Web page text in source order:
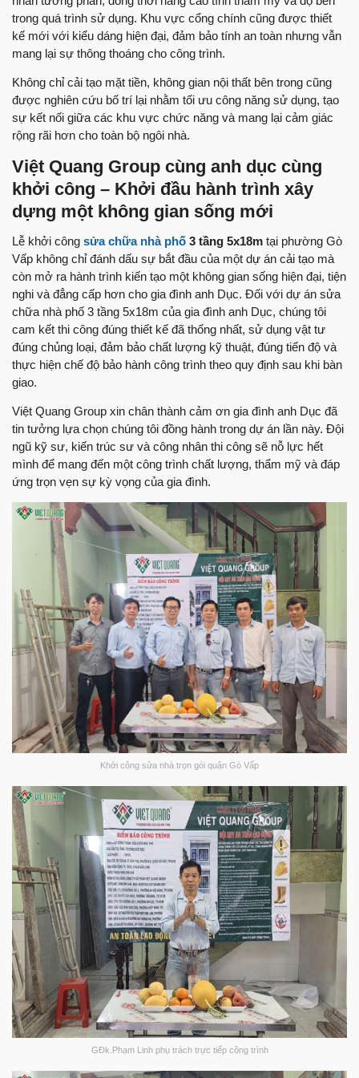
trong quá trình sử dụng. Khu vực cổng chính cũng được thiết
kế mới với kiểu dáng hiện đại, đảm bảo tính an toàn nhưng vẫn
mang lại sự thông thoáng cho công trình.
Không chỉ cải tạo mặt tiền, không gian nội thất bên trong cũng
được nghiên cứu bố trí lại nhằm tối ưu công năng sử dụng, tạo
sự kết nối giữa các khu vực chức năng và mang lại cảm giác
rộng rãi hơn cho toàn bộ ngôi nhà.
Việt Quang Group cùng anh dục cùng
khởi công – Khởi đầu hành trình xây
dựng một không gian sống mới
Lễ khởi công sửa chữa nhà phố 3 tầng 5x18m tại phường Gò
Vấp không chỉ đánh dấu sự bắt đầu của một dự án cải tạo mà
còn mở ra hành trình kiến tạo một không gian sống hiện đại, tiện
nghi và đẳng cấp hơn cho gia đình anh Dục. Đối với dự án sửa
chữa nhà phố 3 tầng 5x18m của gia đình anh Dục, chúng tôi
cam kết thi công đúng thiết kế đã thống nhất, sử dụng vật tư
đúng chủng loại, đảm bảo chất lượng kỹ thuật, đúng tiến độ và
thực hiện chế độ bảo hành công trình theo quy định sau khi bàn
giao.
Việt Quang Group xin chân thành cảm ơn gia đình anh Dục đã
tin tưởng lựa chọn chúng tôi đồng hành trong dự án lần này. Đội
ngũ kỹ sư, kiến trúc sư và công nhân thi công sẽ nỗ lực hết
mình để mang đến một công trình chất lượng, thẩm mỹ và đáp
ứng trọn vẹn sự kỳ vọng của gia đình.
Khởi công sửa nhà trọn gói quận Gò Vấp
GĐk.Phạm Linh phụ trách trực tiếp công trình